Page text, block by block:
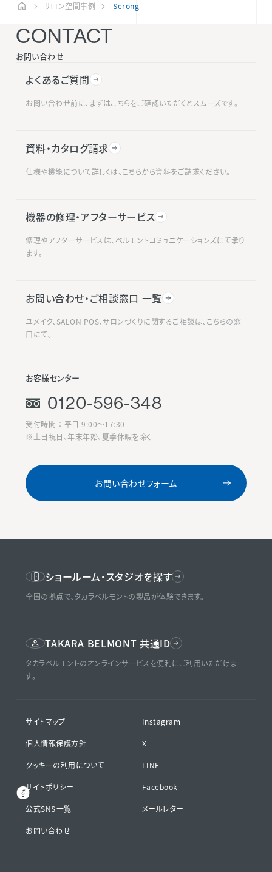
サロン空間事例 Serong
CONTACT
お問い合わせ
よくあるご質問
お問い合わせ前に、まずはこちらをご確認いただくとスムーズです。
資料・カタログ請求
仕様や機能について詳しくは、こちらから資料をご請求ください。
機器の修理・アフターサービス
修理やアフターサービスは、ベルモントコミュニケーションズにて承り
ます。
お問い合わせ・ご相談窓口 一覧
ユメイク、SALON POS、サロンづくりに関するご相談は、こちらの窓
口にて。
お客様センター
0120-596-348
受付時間 ： 平日 9:00〜17:30
※土日祝日、年末年始、夏季休暇を除く
お問い合わせフォーム
ショールーム・スタジオを探す
全国の拠点で、タカラベルモントの製品が体験できます。
TAKARA BELMONT 共通ID
タカラベルモントのオンラインサービスを便利にご利用いただけま
す。
サイトマップ
個人情報保護方針
クッキーの利用について
サイトポリシー
公式SNS⁨⁩一覧
お問い合わせ
Instagram
X
LINE
Facebook
メールレター